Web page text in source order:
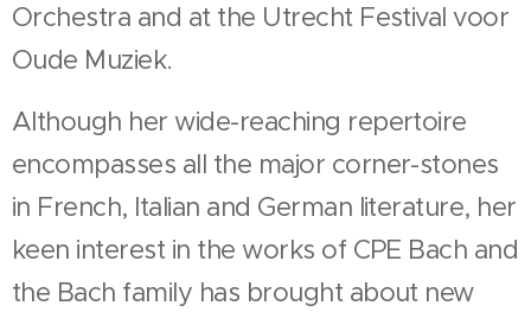
Orchestra and at the Utrecht Festival voor
Oude Muziek.
Although her wide-reaching repertoire
encompasses all the major corner-stones
in French, Italian and German literature, her
keen interest in the works of CPE Bach and
the Bach family has brought about new